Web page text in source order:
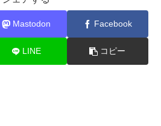
Mastodon Facebook
LINE コピー